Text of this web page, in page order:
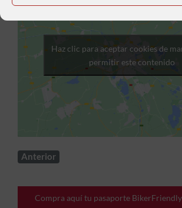
Haz clic para aceptar cookies de
permitir este contenido
Anterior
Compra aquí tu pasaporte BikerFriendly